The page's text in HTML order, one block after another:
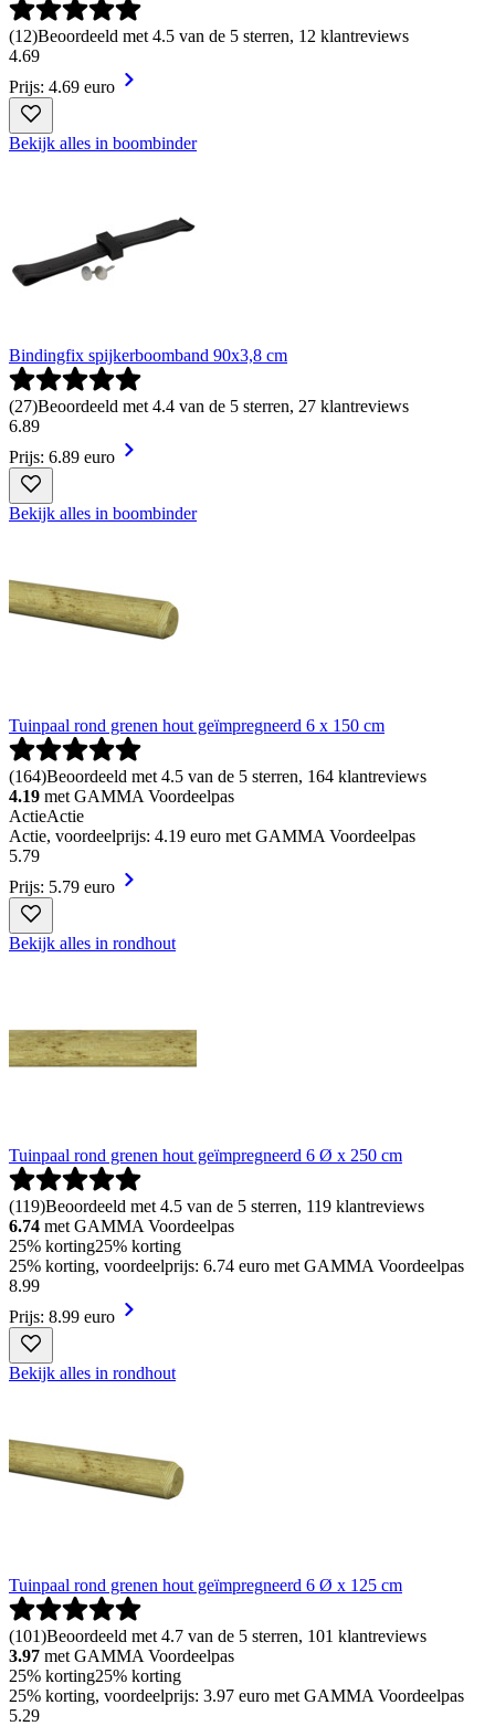
(12)Beoordeeld met 4.5 van de 5 sterren, 12 klantreviews
4.69
Prijs: 4.69 euro
Bekijk alles in boombinder
Bindingfix spijkerboomband 90x3,8 cm
(27)Beoordeeld met 4.4 van de 5 sterren, 27 klantreviews
6.89
Prijs: 6.89 euro
Bekijk alles in boombinder
Tuinpaal rond grenen hout geïmpregneerd 6 x 150 cm
(164)Beoordeeld met 4.5 van de 5 sterren, 164 klantreviews
4.19 met GAMMA Voordeelpas
ActieActie
Actie, voordeelprijs: 4.19 euro met GAMMA Voordeelpas
5.79
Prijs: 5.79 euro
Bekijk alles in rondhout
Tuinpaal rond grenen hout geïmpregneerd 6 Ø x 250 cm
(119)Beoordeeld met 4.5 van de 5 sterren, 119 klantreviews
6.74 met GAMMA Voordeelpas
25% korting25% korting
25% korting, voordeelprijs: 6.74 euro met GAMMA Voordeelpas
8.99
Prijs: 8.99 euro
Bekijk alles in rondhout
Tuinpaal rond grenen hout geïmpregneerd 6 Ø x 125 cm
(101)Beoordeeld met 4.7 van de 5 sterren, 101 klantreviews
3.97 met GAMMA Voordeelpas
25% korting25% korting
25% korting, voordeelprijs: 3.97 euro met GAMMA Voordeelpas
5.29